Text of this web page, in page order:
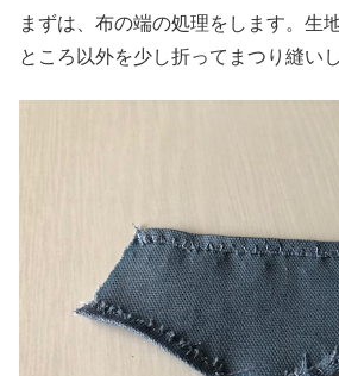
まずは、布の端の処理をします。生
ところ以外を少し折ってまつり縫いし